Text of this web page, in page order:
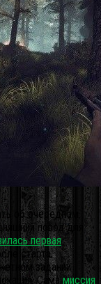
об очередном
повод для
первая
старта.
задании
Самамиссия